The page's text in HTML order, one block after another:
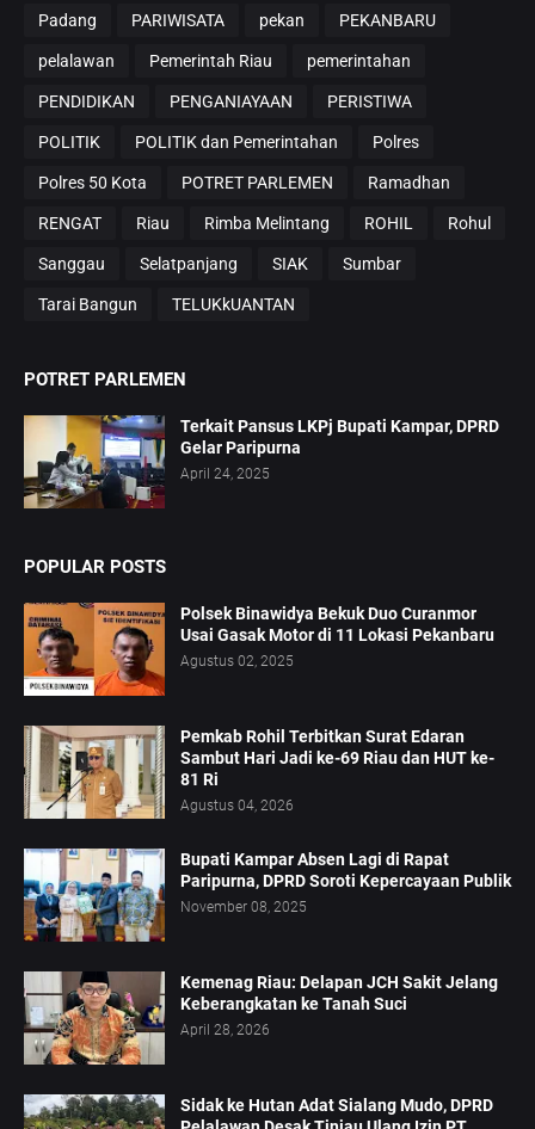
Padang PARIWISATA pekan PEKANBARU
pelalawan Pemerintah Riau pemerintahan
PENDIDIKAN PENGANIAYAAN PERISTIWA
POLITIK POLITIK dan Pemerintahan Polres
Polres 50 Kota POTRET PARLEMEN Ramadhan
RENGAT Riau Rimba Melintang ROHIL Rohul
Sanggau Selatpanjang SIAK Sumbar
Tarai Bangun TELUKkUANTAN
POTRET PARLEMEN
Terkait Pansus LKPj Bupati Kampar, DPRD
Gelar Paripurna
April 24, 2025
POPULAR POSTS
Polsek Binawidya Bekuk Duo Curanmor
Usai Gasak Motor di 11 Lokasi Pekanbaru
Agustus 02, 2025
Pemkab Rohil Terbitkan Surat Edaran
Sambut Hari Jadi ke-69 Riau dan HUT ke-
81 Ri
Agustus 04, 2026
Bupati Kampar Absen Lagi di Rapat
Paripurna, DPRD Soroti Kepercayaan Publik
November 08, 2025
Kemenag Riau: Delapan JCH Sakit Jelang
Keberangkatan ke Tanah Suci
April 28, 2026
Sidak ke Hutan Adat Sialang Mudo, DPRD